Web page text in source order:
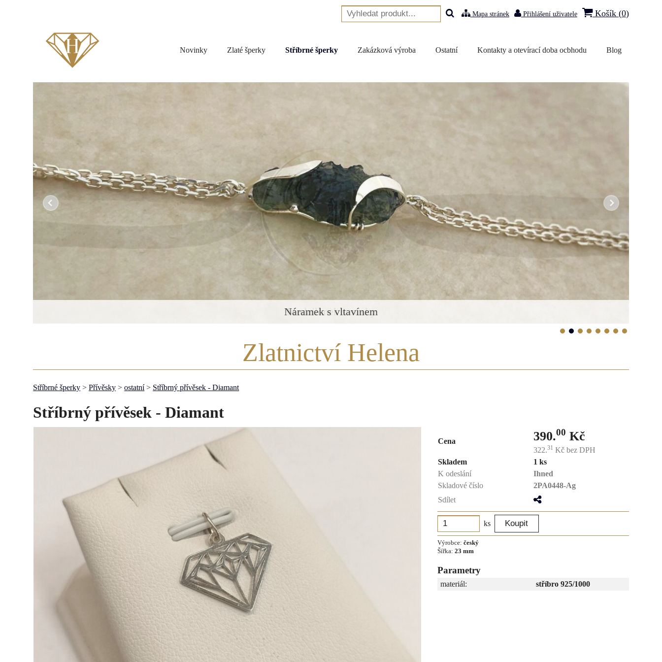
Mapa stránek Přihlášení uživatele Košík (0)
Novinky Zlaté šperky Stříbrné šperky Zakázková výroba Ostatní Kontakty a otevírací doba ocbhodu Blog
Medailonek s otisky
Zlatnictví Helena
Stříbrné šperky > Přívěsky > ostatní > Stříbrný přívěsek - Diamant
Stříbrný přívěsek - Diamant
Cena 390.00 Kč
322.31 Kčbez DPH
Skladem
1 ks
K odeslání
Ihned
Skladové číslo
2PA0448-Ag
Sdílet
ks
Výrobce: český
Šířka: 23 mm
Parametry
materiál: stříbro 925/1000